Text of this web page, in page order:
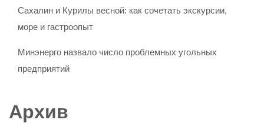
Сахалин и Курилы весной: как сочетать экскурсии,
море и гастроопыт
Минэнерго назвало число проблемных угольных
предприятий
Архив